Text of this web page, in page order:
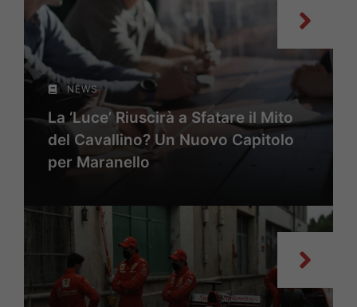
NEWS
La ‘Luce’ Riuscirà a Sfatare il Mito
del Cavallino? Un Nuovo Capitolo
per Maranello